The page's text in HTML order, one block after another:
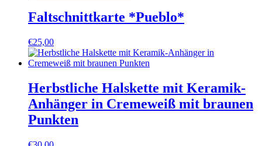
Faltschnittkarte *Pueblo*
€25,00
Herbstliche Halskette mit Keramik-
Anhänger in Cremeweiß mit braunen
Punkten